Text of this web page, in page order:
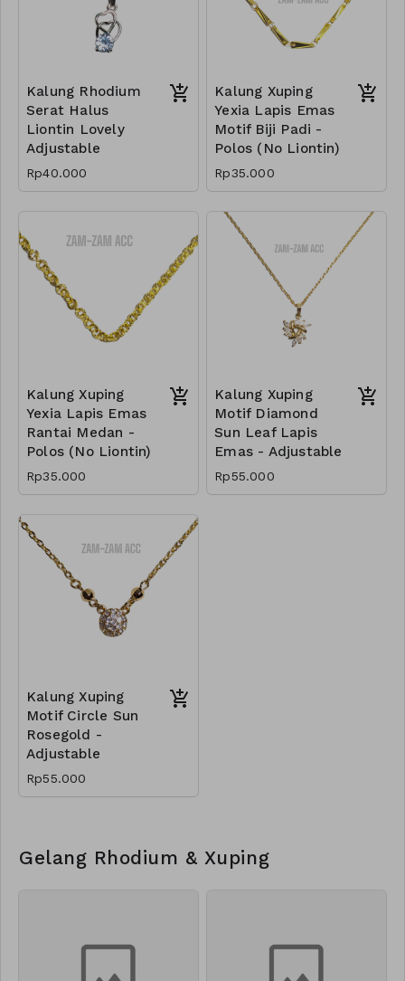
Kalung Rhodium
Serat Halus
Liontin Lovely
Adjustable
Rp40.000
Kalung Xuping
Yexia Lapis Emas
Motif Biji Padi -
Polos (No Liontin)
Rp35.000
Kalung Xuping
Yexia Lapis Emas
Rantai Medan -
Polos (No Liontin)
Rp35.000
Kalung Xuping
Motif Diamond
Sun Leaf Lapis
Emas - Adjustable
Rp55.000
Kalung Xuping
Motif Circle Sun
Rosegold -
Adjustable
Rp55.000
Gelang Rhodium & Xuping